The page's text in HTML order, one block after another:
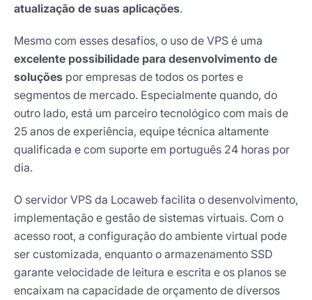
atualização de suas aplicações.
Mesmo com esses desafios, o uso de VPS é uma
excelente possibilidade para desenvolvimento de
soluções por empresas de todos os portes e
segmentos de mercado. Especialmente quando, do
outro lado, está um parceiro tecnológico com mais de
25 anos de experiência, equipe técnica altamente
qualificada e com suporte em português 24 horas por
dia.
O servidor VPS da Locaweb facilita o desenvolvimento,
implementação e gestão de sistemas virtuais. Com o
acesso root, a configuração do ambiente virtual pode
ser customizada, enquanto o armazenamento SSD
garante velocidade de leitura e escrita e os planos se
encaixam na capacidade de orçamento de diversos